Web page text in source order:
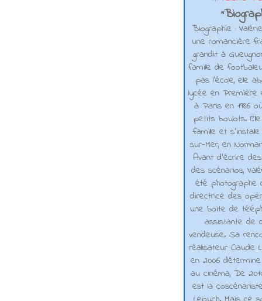
*
Biographie :
une romancière
grandit à
famille de
pas l'école, elle
lycée en
à Paris en 1986
petits boulots.
famille et
sur-Mer, en
Avant d’écrire
des scénarios,
été photographe
directrice des
une boite de
assistante de
vendeuse. Sa
réalisateur Claude
en 2006
au cinéma, De
est la